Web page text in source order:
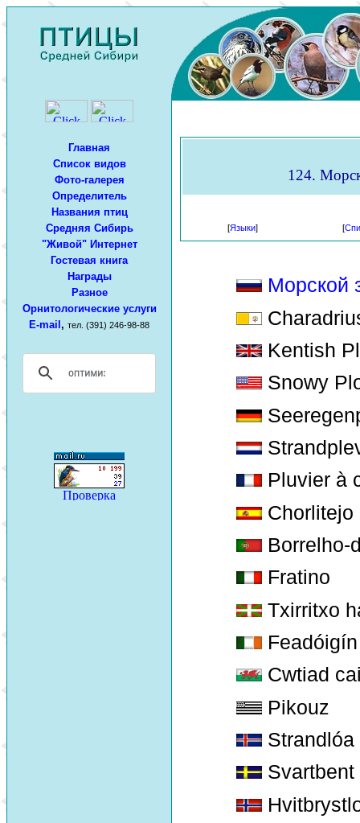
Главная
Список видов
Фото-галерея
Определитель
Названия птиц
Средняя Сибирь
"Живой" Интернет
Гостевая книга
Награды
Разное
Орнитологические услуги
E-mail , тел. (391) 246-98-88
124.
[Языки] [
Морской
Kentish
Snowy
Pluvier à
Chorlitejo
Borrelho-
Fratino
Txirritxo
Cwtiad
Pikouz
Strandlóa